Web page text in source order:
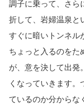
調子に乗って、さら
折して、岩婦温泉と
すぐに暗いトンネル
ちょっと入るのをた
が、意を決して出発
くなっていきます。
ているのか分からな